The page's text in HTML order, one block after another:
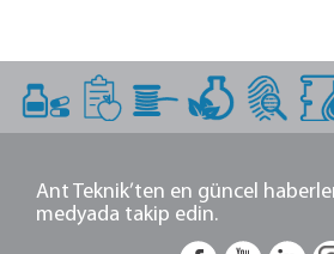
Ant Teknik’ten en güncel
medyada takip edin.